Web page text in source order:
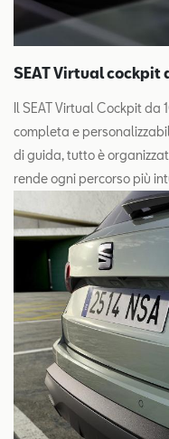
SEAT Virtual cockpit
Il SEAT Virtual Cockpit
completa e
di guida, tutto è
rende ogni percorso più